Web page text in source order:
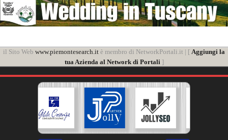
il Sito Web www.piemontesearch.it è membro di NetworkPortali.it | [ Aggiungi la
tua Azienda al Network di Portali]